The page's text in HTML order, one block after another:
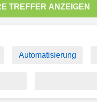
TREFFER ANZEIGEN
Automatisierung